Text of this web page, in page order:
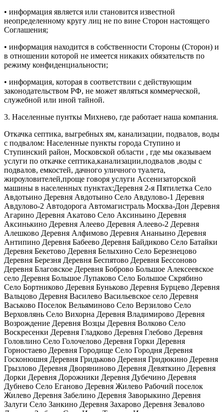
• информация является или становится известной
неопределенному кругу лиц не по вине Сторон настоящего
Соглашения;
• информация находится в собственности Стороны (Сторон) и
в отношении которой не имеется никаких обязательств по
режиму конфиденциальности;
• информация, которая в соответствии с действующим
законодательством РФ, не может являться коммерческой,
служебной или иной тайной.
3. Населенные пунткы Михнево, где работает наша компания.
Откачка септика, выгребных ям, канализации, подвалов, воды
с подвалом: Населенные пункты города Ступино и
Ступинский район, Московской области , где мы оказываем
услуги по откачке септика,канализации,подвалов ,воды с
подвалов, емкостей, дачного уличного туалета,
жироуловителей,проще говоря услуги Ассенизаторской
машины в населенных пунктах:Деревня 2-я Пятилетка Село
Авдотьино Деревня Авдотьино Село Авдулово-1 Деревня
Авдулово-2 Автодорога Автомагистраль Москва-Дон Деревня
Агарино Деревня Акатово Село Аксиньино Деревня
Аксинькино Деревня Алеево Деревня Алеево-2 Деревня
Алешково Деревня Алфимово Деревня Ананьино Деревня
Антипино Деревня Бабеево Деревня Байдиково Село Батайки
Деревня Бекетово Деревня Белыхино Село Березнецово
Деревня Березня Деревня Беспятово Деревня Бессоново
Деревня Благовское Деревня Боброво Большое Алексеевское
село Деревня Большое Лупаково Село Большое Скрябино
Село Бортниково Деревня Буньково Деревня Бурцево Деревня
Вальцово Деревня Василево Васильевское село Деревня
Васьково Поселок Вельяминово Село Верзилово Село
Верховлянь Село Вихорна Деревня Владимирово Деревня
Возрождение Деревня Возцы Деревня Волково Село
Воскресенки Деревня Гладково Деревня Глебово Деревня
Головлино Село Голочелово Деревня Горки Деревня
Горностаево Деревня Городище Село Городня Деревня
Госконюшня Деревня Гридьково Деревня Гридюкино Деревня
Грызлово Деревня Дворяниново Деревня Девяткино Деревня
Дорки Деревня Дорожники Деревня Дубечино Деревня
Дубнево Село Еганово Деревня Жилево Рабочий поселок
Жилево Деревня Забелино Деревня Заворыкино Деревня
Залуги Село Занкино Деревня Захарово Деревня Зевалово